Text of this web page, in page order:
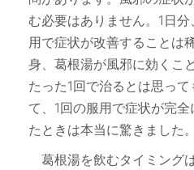
む必要はありません。1日
用で症状が改善することは
身、葛根湯が風邪に効くこ
たった1回で治るとは思っ
て、1回の服用で症状が完
たときは本当に驚きました。
葛根湯を飲むタイミング